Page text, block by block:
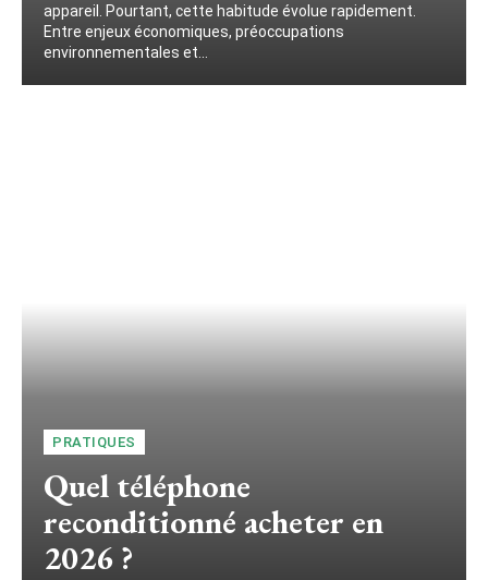
appareil. Pourtant, cette habitude évolue rapidement.
Entre enjeux économiques, préoccupations
environnementales et...
PRATIQUES
Quel téléphone
reconditionné acheter en
2026 ?